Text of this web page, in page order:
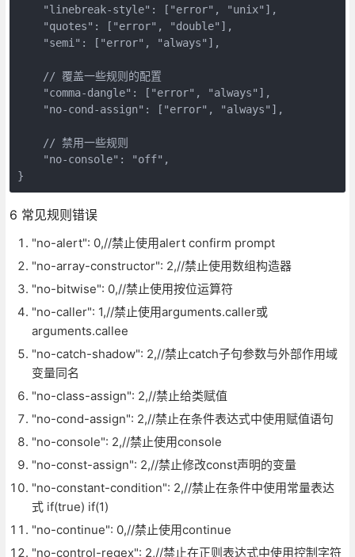
    "linebreak-style": ["error", "unix"],
    "quotes": ["error", "double"],
    "semi": ["error", "always"],
    // 覆盖一些规则的配置
    "comma-dangle": ["error", "always"],
    "no-cond-assign": ["error", "always"],
    // 禁用一些规则
    "no-console": "off",
6 常见规则错误
"no-alert": 0,//禁止使用alert confirm prompt
"no-array-constructor": 2,//禁止使用数组构造器
"no-bitwise": 0,//禁止使用按位运算符
"no-caller": 1,//禁止使用arguments.caller或
arguments.callee
"no-catch-shadow": 2,//禁止catch子句参数与外部作用域
变量同名
"no-class-assign": 2,//禁止给类赋值
"no-cond-assign": 2,//禁止在条件表达式中使用赋值语句
"no-console": 2,//禁止使用console
"no-const-assign": 2,//禁止修改const声明的变量
"no-constant-condition": 2,//禁止在条件中使用常量表达
式 if(true) if(1)
"no-continue": 0,//禁止使用continue
"no-control-regex": 2,//禁止在正则表达式中使用控制字符